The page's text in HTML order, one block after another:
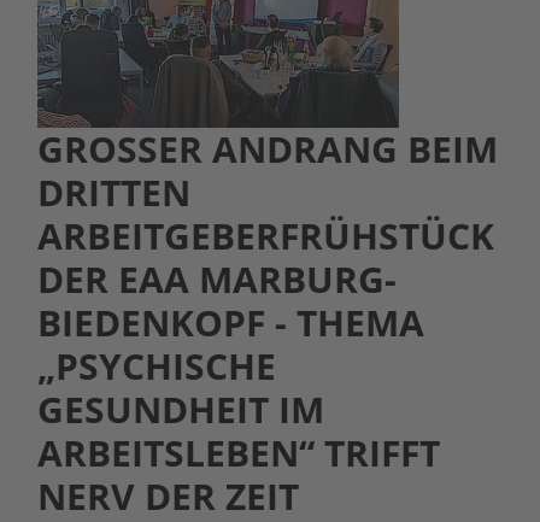
GROSSER ANDRANG BEIM D
RITTEN A
RBEITGEBERFRÜHSTÜCK D
ER EAA MARBURG-B
IEDENKOPF - THEMA „
PSYCHISCHE G
ESUNDHEIT IM A
RBEITSLEBEN“ TRIFFT N
ERV DER ZEIT